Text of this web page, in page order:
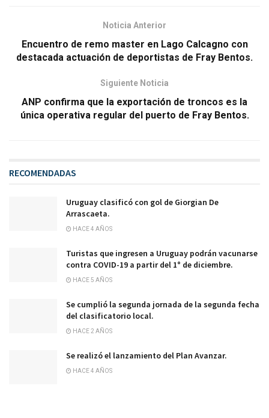
Noticia Anterior
Encuentro de remo master en Lago Calcagno con
destacada actuación de deportistas de Fray Bentos.
Siguiente Noticia
ANP confirma que la exportación de troncos es la
única operativa regular del puerto de Fray Bentos.
RECOMENDADAS
Uruguay clasificó con gol de Giorgian De
Arrascaeta.
HACE 4 AÑOS
Turistas que ingresen a Uruguay podrán vacunarse
contra COVID-19 a partir del 1° de diciembre.
HACE 5 AÑOS
Se cumplió la segunda jornada de la segunda fecha
del clasificatorio local.
HACE 2 AÑOS
Se realizó el lanzamiento del Plan Avanzar.
HACE 4 AÑOS